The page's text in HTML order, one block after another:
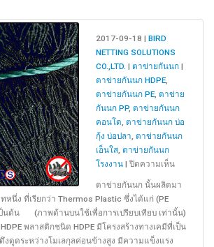
2017-09-18 | BIRD
NETTING SOLUTIONS
CO.,LTD. | ตาข่ายกันนก |
ตาข่ายกันนก HDPE,
ตาข่ายกันนก PE, ตาข่าย
กันนก PP, ตาข่ายกันนก
คอนโด, ตาข่ายกันนก บ่อ
กุ้ง บ่อปลา, ตาข่ายกันนก
เอ็นใส, ตาข่ายกันนก
โรงงาน | ปิดความเห็นบน
นก
PP,
ตาข่ายกันนก นั้นผลิตมา
หนึ่ง ที่เรียกว่า Thermos Plastic ซึ่งได้แก่ (PE
เป็นต้น (ภาพด้านบนใช้เพื่อการเปรียบเทียบ เท่านั้น)
พลาสติกชนิด HDPE มีโครงสร้างทางเคมีที่เป็น
งดูดระหว่างโมเลกุลค่อนข้างสูง มีความแข็งแรง